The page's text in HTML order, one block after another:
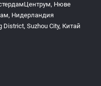
Нюве
Нидерландия
Suzhou City, Китай